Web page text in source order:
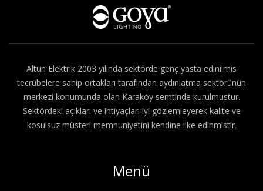
Altun Elektrik 2003 yılında sektörde genç yasta edinilmis
tecrübelere sahip ortakları tarafından aydınlatma sektörünün
merkezi konumunda olan Karaköy semtinde kurulmustur.
Sektördeki açıkları ve ihtiyaçları iyi gözlemleyerek kalite ve
kosulsuz müsteri memnuniyetini kendine ilke edinmistir.
Menü